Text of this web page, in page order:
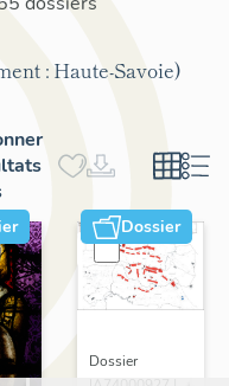
: Haute-Savoie)
Dossier
Dossier